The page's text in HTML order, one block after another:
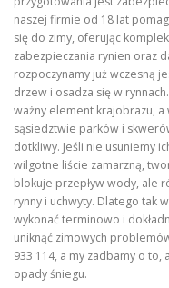
naszej firmie od 18 lat
się do zimy, oferując
zabezpieczania rynien oraz
rozpoczynamy już wczesną
drzew i osadza się w
ważny element krajobrazu,
sąsiedztwie parków i
dotkliwy. Jeśli nie usuniemy
wilgotne liście zamarzną,
blokuje przepływ wody, ale
rynny i uchwyty. Dlatego tak
wykonać terminowo i
uniknąć zimowych
933 114, a my zadbamy o
opady śniegu.